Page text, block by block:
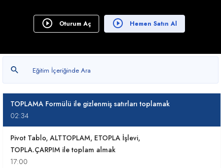
Oturum Aç Hemen Satın Al
TOPLAMA Formülü Kullanımı
TOPLAMA Formülü nasıl kullanılır?
01:49
TOPLAMA Formülü ile gizlenmiş satırları toplamak
02:34
Pivot Tablo, ALTTOPLAM, ETOPLA İşlevi,
TOPLA.ÇARPIM ile toplam almak
17:00